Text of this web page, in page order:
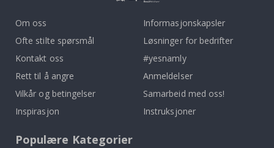
Om oss
Ofte stilte spørsmål
Kontakt oss
Rett til å angre
Vilkår og betingelser
Inspirasjon
Informasjonskapsler
Løsninger for bedrifter
#yesnamly
Anmeldelser
Samarbeid med oss!
Instruksjoner
Populære Kategorier